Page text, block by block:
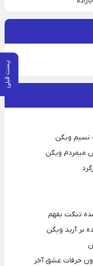
پست قبلی
نسیم ویگن
میمردم ویگن
تنگت بفهم
بر آرید ویگن
حرفات عشق آخر